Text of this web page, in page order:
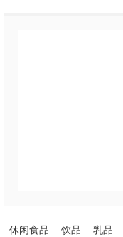
休闲食品 饮品 乳品